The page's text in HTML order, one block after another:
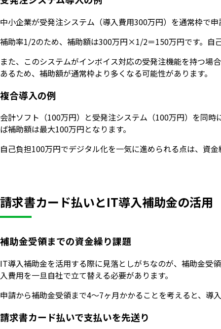
中小企業が受発注システム（導入費用300万円）を通常枠で
補助率1/2のため、補助額は300万円×1/2＝150万円です。自
また、このシステムがインボイス対応の受発注機能を持つ
あるため、補助額が通常枠より多くなる可能性があります。
複合導入の例
会計ソフト（100万円）と受発注システム（100万円）を同
ば補助額は最大100万円となります。
自己負担100万円でデジタル化を一気に進められる点は、資
請求書カード払いとIT導入補助金の活用
補助金受領までの資金繰り課題
IT導入補助金を活用する際に見落としがちなのが、補助金受
入費用を一旦自社で立て替える必要があります。
申請から補助金受領まで4〜7ヶ月かかることを考えると、導
請求書カード払いで支払いを先送り